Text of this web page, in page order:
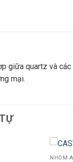
giữa quartz và
mại.
NHÓM A